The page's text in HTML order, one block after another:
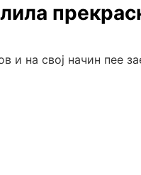
и на свој начин пее